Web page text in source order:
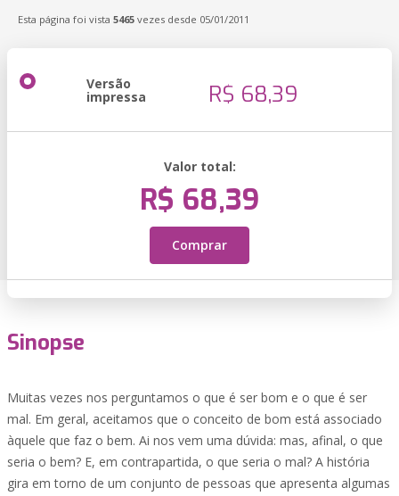
Esta página foi vista 5465 vezes desde 05/01/2011
Versão
impressa R$ 68,39
Valor total:
R$ 68,39
Comprar
Sinopse
Muitas vezes nos perguntamos o que é ser bom e o que é ser
mal. Em geral, aceitamos que o conceito de bom está associado
àquele que faz o bem. Ai nos vem uma dúvida: mas, afinal, o que
seria o bem? E, em contrapartida, o que seria o mal? A história
gira em torno de um conjunto de pessoas que apresenta algumas